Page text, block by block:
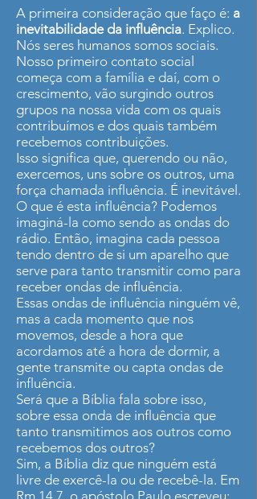
A primeira consideração que faço é: a
inevitabilidade da influência. Explico.
Nós seres humanos somos sociais.
Nosso primeiro contato social
começa com a família e daí, com o
crescimento, vão surgindo outros
grupos na nossa vida com os quais
contribuímos e dos quais também
recebemos contribuições.
Isso significa que, querendo ou não,
exercemos, uns sobre os outros, uma
força chamada influência. É inevitável.
O que é esta influência? Podemos
imaginá-la como sendo as ondas do
rádio. Então, imagina cada pessoa
tendo dentro de si um aparelho que
serve para tanto transmitir como para
receber ondas de influência.
Essas ondas de influência ninguém vê,
mas a cada momento que nos
movemos, desde a hora que
acordamos até a hora de dormir, a
gente transmite ou capta ondas de
influência.
Será que a Bíblia fala sobre isso,
sobre essa onda de influência que
tanto transmitimos aos outros como
recebemos dos outros?
Sim, a Bíblia diz que ninguém está
livre de exercê-la ou de recebê-la. Em
Rm 14.7, o apóstolo Paulo escreveu: